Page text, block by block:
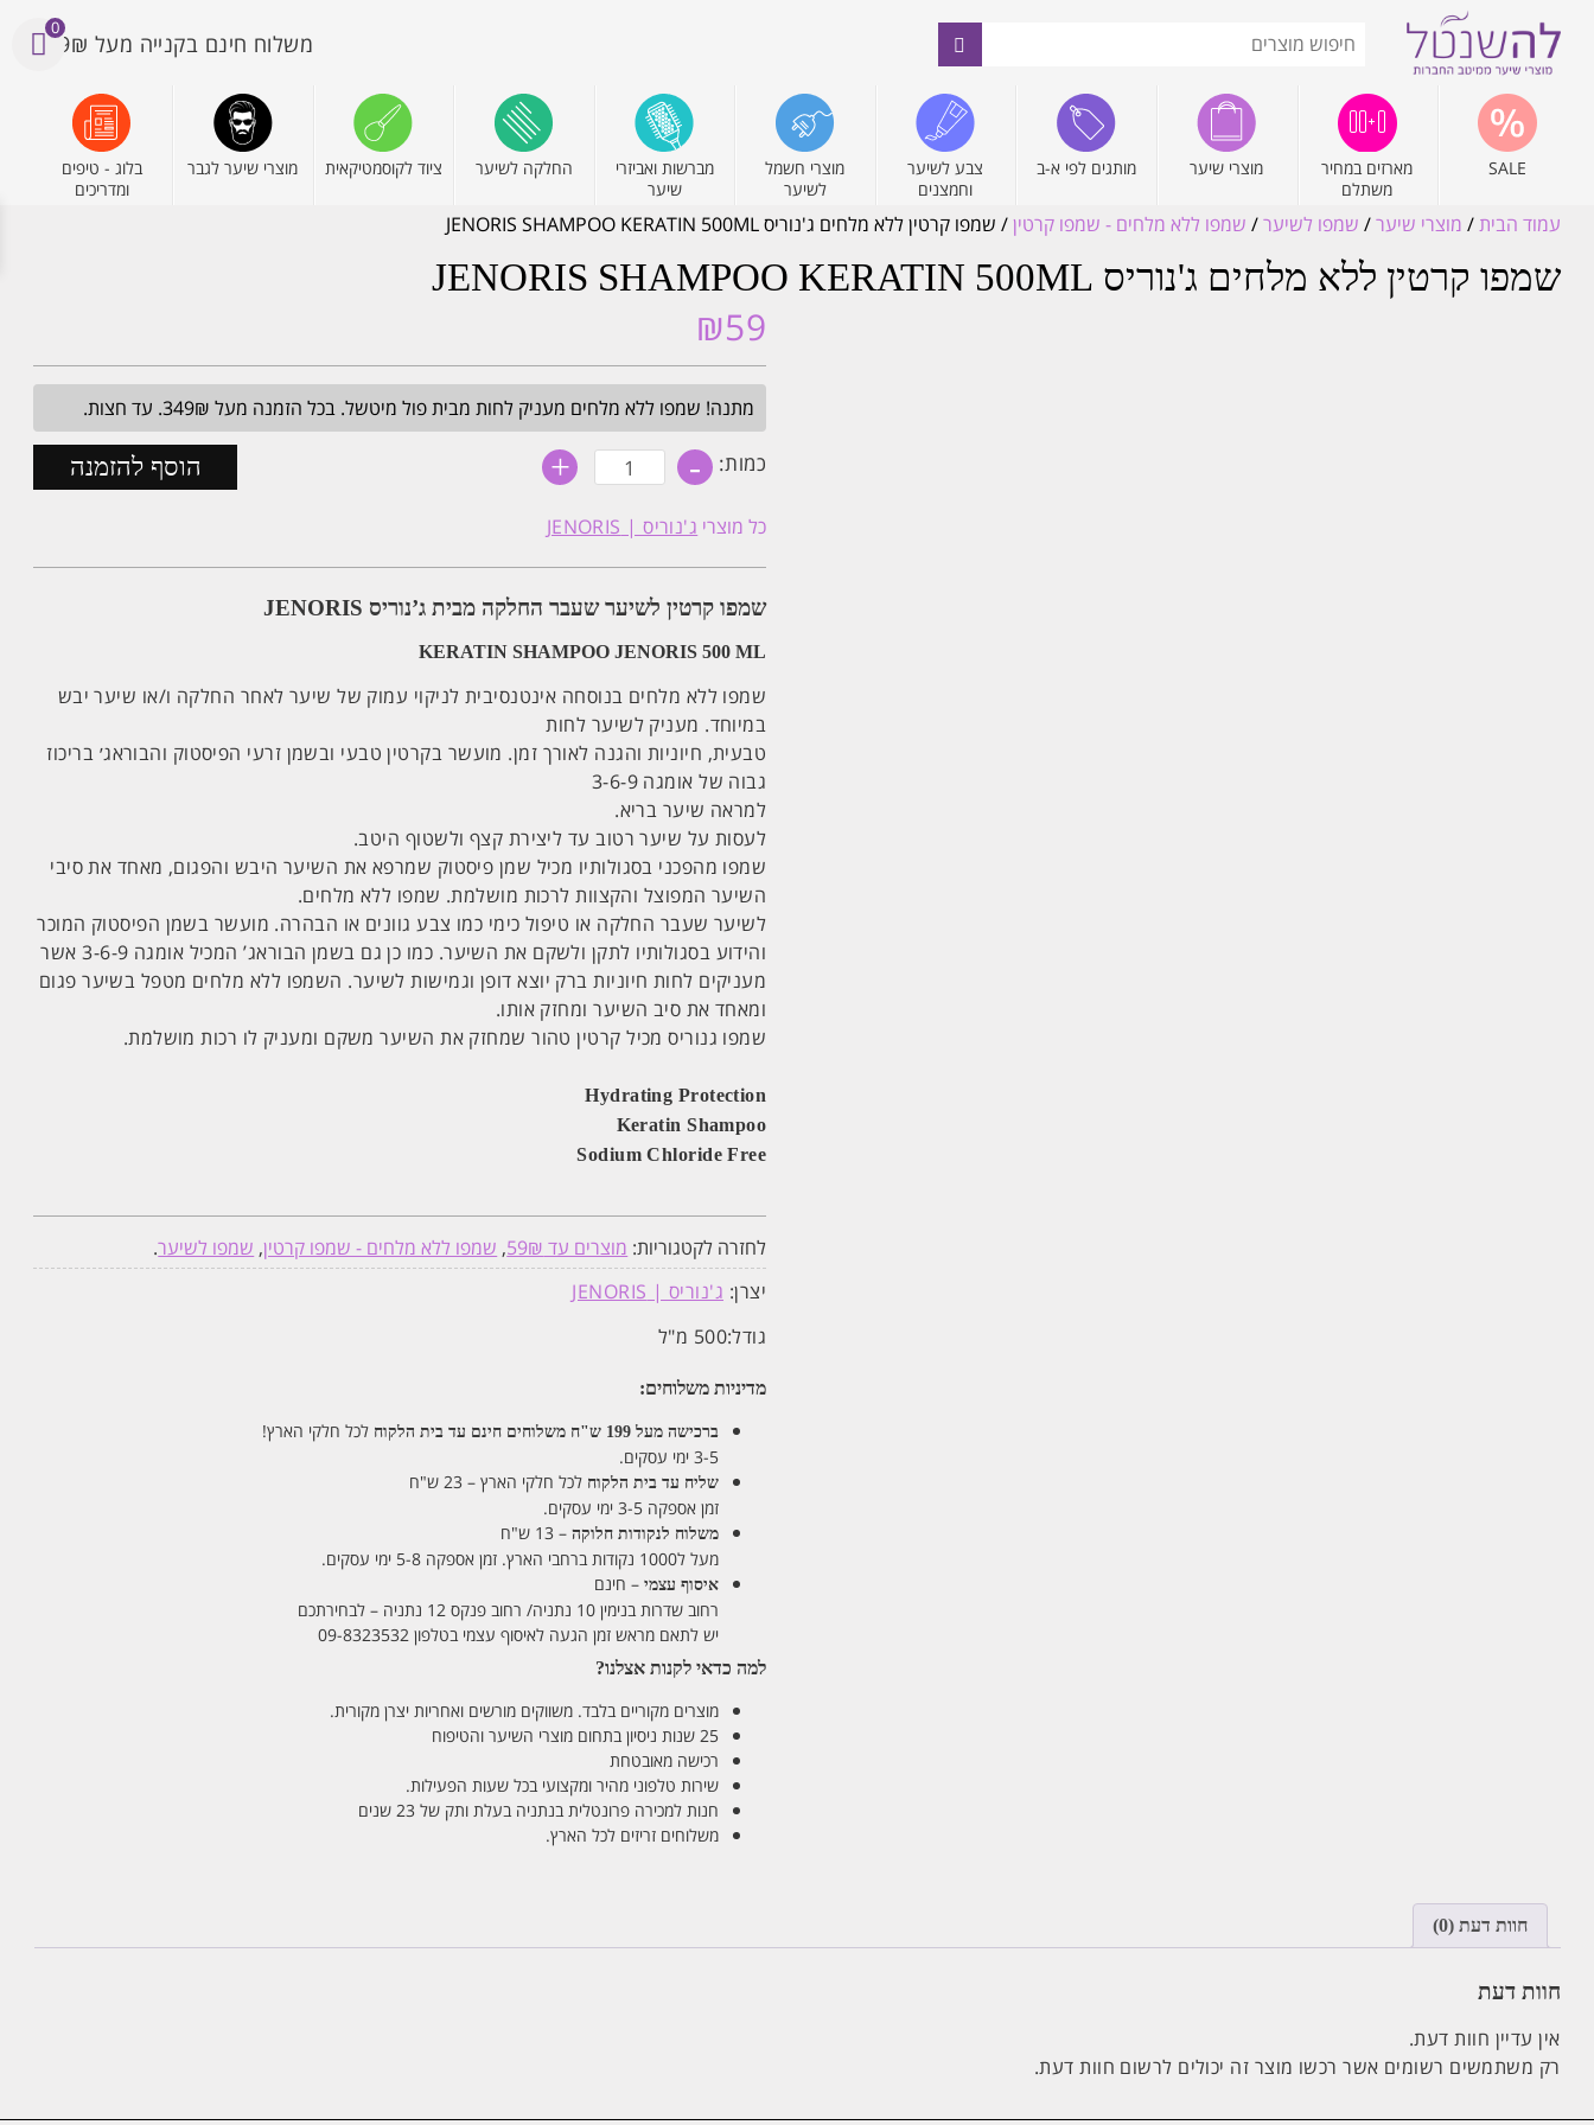
משלוח חינם בקנייה מעל 199₪
SALE
מארזים במחיר
משתלם
מוצרי שיער מותגים לפי א-ב
צבע לשיער
וחמצנים
מוצרי חשמל
לשיער
מברשות ואביזרי
שיער
החלקה לשיער ציוד לקוסמטיקאית מוצרי שיער לגבר
בלוג - טיפים
ומדריכים
עמוד הבית/ מוצרי שיער/ שמפו לשיער/ שמפו ללא מלחים - שמפו קרטין/ שמפו קרטין ללא מלחים ג'נוריס JENORIS SHAMPOO KERATIN 500ML
שמפו קרטין ללא מלחים ג'נוריס JENORIS SHAMPOO KERATIN 500ML
₪59
מתנה! שמפו ללא מלחים מעניק לחות מבית פול מיטשל. בכל הזמנה מעל 349₪. עד חצות.
כמות: - כמות
של
קרטין
ללא
ג'נוריס
JENORIS
SHAMPOO
KERATIN
500ML
+ הוסף להזמנה
כל מוצרי ג'נוריס | JENORIS
שמפו קרטין לשיער שעבר החלקה מבית ג’נוריס JENORIS
KERATIN SHAMPOO JENORIS 500 ML
שמפו ללא מלחים בנוסחה אינטנסיבית לניקוי עמוק של שיער לאחר החלקה ו/או שיער יבש
במיוחד. מעניק לשיער לחות
טבעית, חיוניות והגנה לאורך זמן. מועשר בקרטין טבעי ובשמן זרעי הפיסטוק והבוראג׳ בריכוז
גבוה של אומגה 3-6-9
למראה שיער בריא.
לעסות על שיער רטוב עד ליצירת קצף ולשטוף היטב.
שמפו מהפכני בסגולותיו מכיל שמן פיסטוק שמרפא את השיער היבש והפגום, מאחד את סיבי
השיער המפוצל והקצוות לרכות מושלמת. שמפו ללא מלחים.
לשיער שעבר החלקה או טיפול כימי כמו צבע גוונים או הבהרה. מועשר בשמן הפיסטוק המוכר
והידוע בסגולותיו לתקן ולשקם את השיער. כמו כן גם בשמן הבוראג’ המכיל אומגה 3-6-9 אשר
מעניקים לחות חיוניות ברק יוצא דופן וגמישות לשיער. השמפו ללא מלחים מטפל בשיער פגום
ומאחד את סיב השיער ומחזק אותו.
שמפו גנוריס מכיל קרטין טהור שמחזק את השיער משקם ומעניק לו רכות מושלמת.
Hydrating Protection
Keratin Shampoo
Sodium Chloride Free
לחזרה לקטגוריות: מוצרים עד 59₪ , שמפו ללא מלחים - שמפו קרטין, שמפו לשיער.
יצרן: ג'נוריס | JENORIS
גודל:500 מ"ל
מדיניות משלוחים:
ברכישה מעל 199 ש"ח משלוחים חינם עד בית הלקוח לכל חלקי הארץ!
3-5 ימי עסקים.
שליח עד בית הלקוח לכל חלקי הארץ – 23 ש"ח
זמן אספקה 3-5 ימי עסקים.
משלוח לנקודות חלוקה– 13 ש"ח
מעל ל1000 נקודות ברחבי הארץ. זמן אספקה 5-8 ימי עסקים.
איסוף עצמי– חינם
רחוב שדרות בנימין 10 נתניה/ רחוב פנקס 12 נתניה – לבחירתכם
יש לתאם מראש זמן הגעה לאיסוף עצמי בטלפון 09-8323532
למה כדאי לקנות אצלנו?
מוצרים מקוריים בלבד. משווקים מורשים ואחריות יצרן מקורית.
25 שנות ניסיון בתחום מוצרי השיער והטיפוח
רכישה מאובטחת
שירות טלפוני מהיר ומקצועי בכל שעות הפעילות.
חנות למכירה פרונטלית בנתניה בעלת ותק של 23 שנים
משלוחים זריזים לכל הארץ.
חוות דעת (0)
חוות דעת
אין עדיין חוות דעת.
רק משתמשים רשומים אשר רכשו מוצר זה יכולים לרשום חוות דעת.
0